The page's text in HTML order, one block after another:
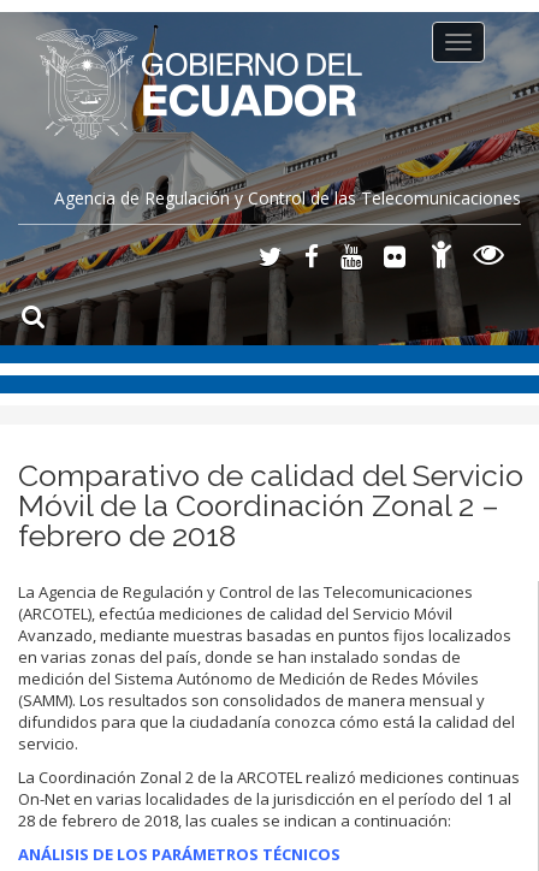
Agencia de Regulación y Control de las Telecomunicaciones
Toggle
navigation
Comparativo de calidad del Servicio
Móvil de la Coordinación Zonal 2 –
febrero de 2018
La Agencia de Regulación y Control de las Telecomunicaciones
(ARCOTEL), efectúa mediciones de calidad del Servicio Móvil
Avanzado, mediante muestras basadas en puntos fijos localizados
en varias zonas del país, donde se han instalado sondas de
medición del Sistema Autónomo de Medición de Redes Móviles
(SAMM). Los resultados son consolidados de manera mensual y
difundidos para que la ciudadanía conozca cómo está la calidad del
servicio.
La Coordinación Zonal 2 de la ARCOTEL realizó mediciones continuas
On-Net en varias localidades de la jurisdicción en el período del 1 al
28 de febrero de 2018, las cuales se indican a continuación:
ANÁLISIS DE LOS PARÁMETROS TÉCNICOS